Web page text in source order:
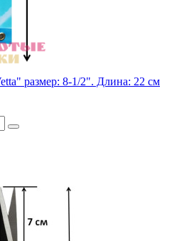
размер: 8-1/2". Длина: 22 см